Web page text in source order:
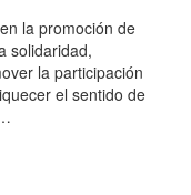
la promoción de
solidaridad,
la participación
el sentido de